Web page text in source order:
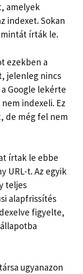
amelyek
indexet. Sokan
írták le.
ezekben a
jelenleg nincs
Google lekérte
indexeli. Ez
de még fel nem
írtak le ebbe
URL-t. Az egyik
teljes
alapfrissítés
figyelte,
ugyanazon